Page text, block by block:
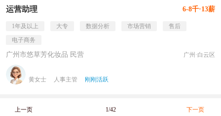
运营助理 6-8千·13薪
1年及以上 大专 数据分析 市场营销
售后
电子商务
广州市悠草芳化妆品 民营 广州·白云区
黄女士 人事主管 刚刚活跃
上一页 1/42 下一页